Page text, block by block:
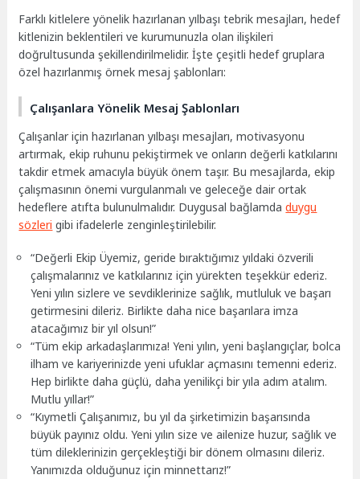
Farklı kitlelere yönelik hazırlanan yılbaşı tebrik mesajları, hedef
kitlenizin beklentileri ve kurumunuzla olan ilişkileri
doğrultusunda şekillendirilmelidir. İşte çeşitli hedef gruplara
özel hazırlanmış örnek mesaj şablonları:
Çalışanlara Yönelik Mesaj Şablonları
Çalışanlar için hazırlanan yılbaşı mesajları, motivasyonu
artırmak, ekip ruhunu pekiştirmek ve onların değerli katkılarını
takdir etmek amacıyla büyük önem taşır. Bu mesajlarda, ekip
çalışmasının önemi vurgulanmalı ve geleceğe dair ortak
hedeflere atıfta bulunulmalıdır. Duygusal bağlamdaduygu
sözleri gibi ifadelerle zenginleştirilebilir.
“Değerli Ekip Üyemiz, geride bıraktığımız yıldaki özverili
çalışmalarınız ve katkılarınız için yürekten teşekkür ederiz.
Yeni yılın sizlere ve sevdiklerinize sağlık, mutluluk ve başarı
getirmesini dileriz. Birlikte daha nice başarılara imza
atacağımız bir yıl olsun!”
“Tüm ekip arkadaşlarımıza! Yeni yılın, yeni başlangıçlar, bolca
ilham ve kariyerinizde yeni ufuklar açmasını temenni ederiz.
Hep birlikte daha güçlü, daha yenilikçi bir yıla adım atalım.
Mutlu yıllar!”
“Kıymetli Çalışanımız, bu yıl da şirketimizin başarısında
büyük payınız oldu. Yeni yılın size ve ailenize huzur, sağlık ve
tüm dileklerinizin gerçekleştiği bir dönem olmasını dileriz.
Yanımızda olduğunuz için minnettarız!”